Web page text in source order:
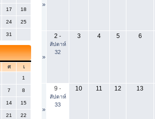
17 18
24 25
31
ศ
เ
1
7 8
14 15
21 22
»
»
2 -
สัปดาห์
32
3 4 5 6
»
9 -
สัปดาห์
33
10 11 12 13